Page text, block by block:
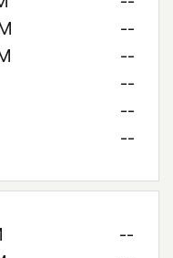
--
--
--
--
--
--